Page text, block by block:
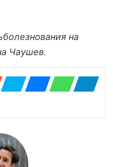
на
Чаушев.